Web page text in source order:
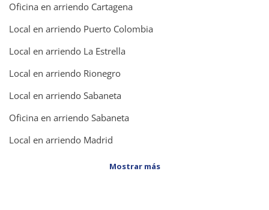
Oficina en arriendo Cartagena
Local en arriendo Puerto Colombia
Local en arriendo La Estrella
Local en arriendo Rionegro
Local en arriendo Sabaneta
Oficina en arriendo Sabaneta
Local en arriendo Madrid
Mostrar más